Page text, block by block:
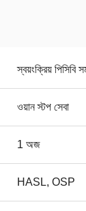
স্বয়ংক্রিয় পিসিবি
ওয়ান স্টপ সেবা
1 অজ
HASL, OSP